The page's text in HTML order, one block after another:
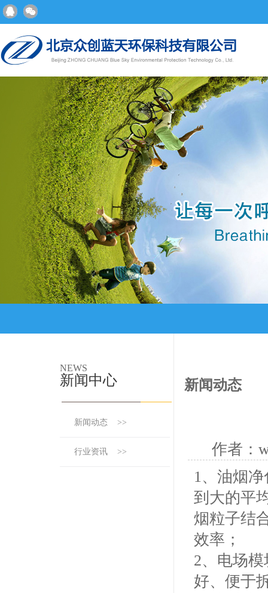
NEWS
新闻中心
新闻动态 >>
行业资讯 >>
新闻动态
作者：
1、油烟
到大的平
烟粒子结
效率；
2、电场
好、便于